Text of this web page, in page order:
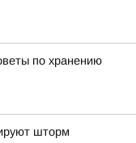
по хранению
шторм